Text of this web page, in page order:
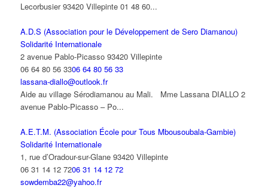
Lecorbusier 93420 Villepinte 01 48 60...
A.D.S (Association pour le Développement de Sero Diamanou)
Solidarité Internationale
2 avenue Pablo-Picasso 93420 Villepinte
06 64 80 56 3306 64 80 56 33
lassana-diallo@outlook.fr
Aide au village Sérodiamanou au Mali. Mme Lassana DIALLO 2
avenue Pablo-Picasso – Po...
A.E.T.M. (Association École pour Tous Mbousoubala-Gambie)
Solidarité Internationale
1, rue d’Oradour-sur-Glane 93420 Villepinte
06 31 14 12 7206 31 14 12 72
sowdemba22@yahoo.fr